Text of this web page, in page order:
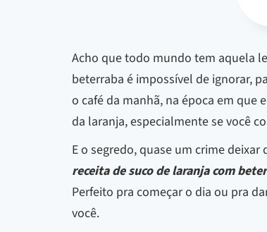
Acho que todo mundo tem aquela
beterraba é impossível de ignorar,
o café da manhã, na época em que
da laranja, especialmente se você
E o segredo, quase um crime
receita de suco de laranja com
Perfeito pra começar o dia ou pra
você.